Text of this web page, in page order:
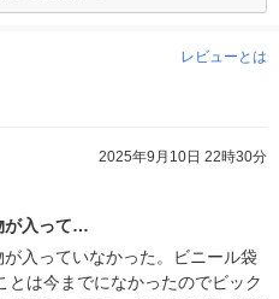
レビューとは
2025年9月10日 22時30分
が入って…
入っていなかった。ビニール袋
とは今までになかったのでビック